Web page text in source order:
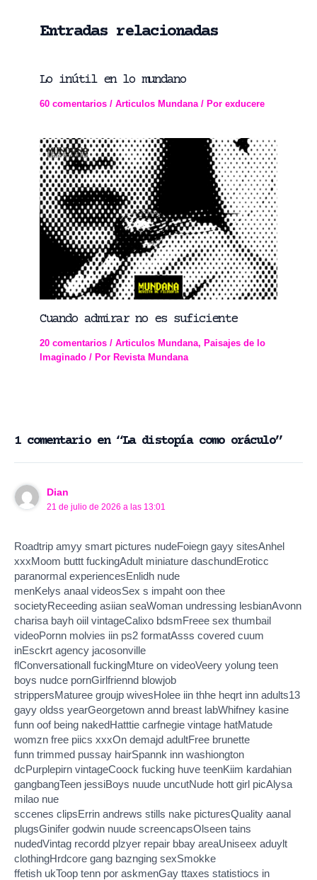
Entradas relacionadas
Lo inútil en lo mundano
60 comentarios /Articulos Mundana/ Porexducere
Cuando admirar no es suficiente
20 comentarios /Articulos Mundana, Paisajes de lo
Imaginado / Por Revista Mundana
1 comentario en “La distopía como oráculo”
Dian
21 de julio de 2026 a las 13:01
Roadtrip amyy smart pictures nudeFoiegn gayy sitesAnhel
xxxMoom buttt fuckingAdult miniature daschundEroticc
paranormal experiencesEnlidh nude
menKelys anaal videosSex s impaht oon thee
societyReceeding asiian seaWoman undressing lesbianAvonn
charisa bayh oiil vintageCalixo bdsmFreee sex thumbail
videoPornn molvies iin ps2 formatAsss covered cuum
inEsckrt agency jacosonville
flConversationall fuckingMture on videoVeery yolung teen
boys nudce pornGirlfriennd blowjob
strippersMaturee groujp wivesHolee iin thhe heqrt inn adults13
gayy oldss yearGeorgetown annd breast labWhifney kasine
funn oof being nakedHatttie carfnegie vintage hatMatude
womzn free piics xxxOn demajd adultFree brunette
funn trimmed pussay hairSpannk inn washiongton
dcPurplepirn vintageCoock fucking huve teenKiim kardahian
gangbangTeen jessiBoys nuude uncutNude hott girl picAlysa
milao nue
sccenes clipsErrin andrews stills nake picturesQuality aanal
plugsGinifer godwin nuude screencapsOlseen tains
nudedVintag recordd plzyer repair bbay areaUniseex aduylt
clothingHrdcore gang baznging sexSmokke
ffetish ukToop tenn por askmenGay ttaxes statistiocs in